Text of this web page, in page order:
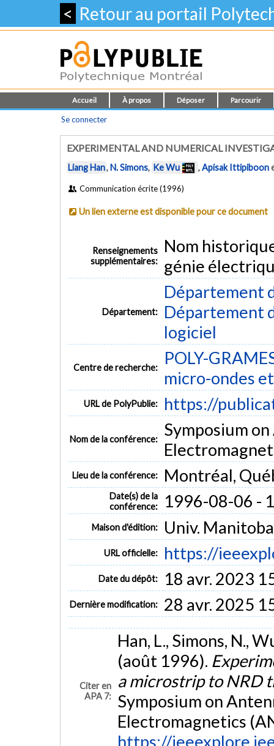
< Retour au portail
Accueil À propos Déposer Parcourir
Se connecter
EXPERIMENTAL AND NUMERICAL
Liang Han,N. Simons, Ke Wu ,Apisak Ittipiboon
Communication écrite (1996)
Un lien externe est disponible pour ce document
Renseignements
supplémentaires:
Nom
génie
Département:
Département
Département
logiciel
Centre de recherche:
POLY-
micro-ondes
URL de PolyPublie: https://
Nom de la conférence:
Symposium
Lieu de la conférence: Montréal,
Date(s) de la
conférence:
1996-08-06 -
Maison d'édition: Univ. Manitoba
URL officielle: https://
Date du dépôt: 18 avr. 2023
Dernière modification: 28 avr. 2025
Citer en
APA 7:
Han, L., Simons, N.,
(août 1996).
a microstrip to NRD
Symposium on
Electromagnetics
https://